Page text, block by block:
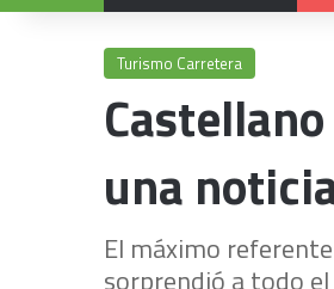
Turismo Carretera
una
El máximo
sorprendió a todo el